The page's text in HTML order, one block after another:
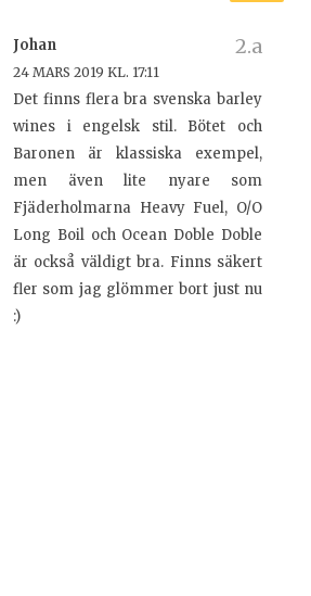
Johan
24 MARS 2019 KL. 17:11
Det finns flera bra svenska barley
wines i engelsk stil. Bötet och
Baronen är klassiska exempel,
men även lite nyare som
Fjäderholmarna Heavy Fuel, O/O
Long Boil och Ocean Doble Doble
är också väldigt bra. Finns säkert
fler som jag glömmer bort just nu
:)